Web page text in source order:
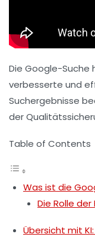
Die Google-
verbesserte und
Suchergebnisse
der
Table of Contents
Was ist die
Die Rolle
Übersicht mit